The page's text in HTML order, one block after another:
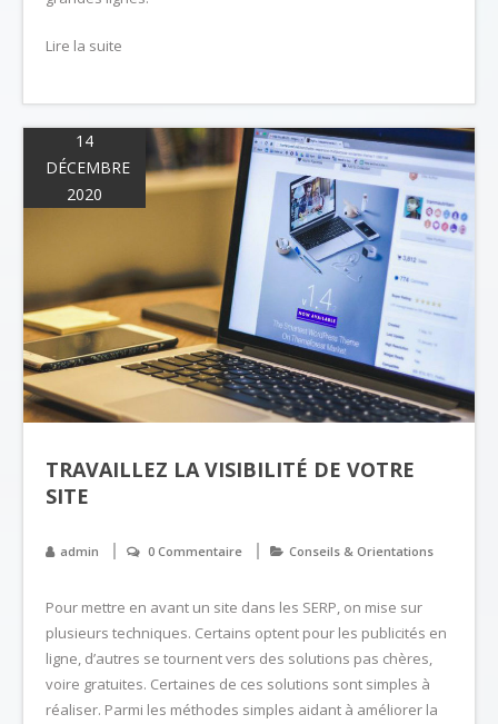
Lire la suite
14
DÉCEMBRE
2020
TRAVAILLEZ LA VISIBILITÉ DE VOTRE
SITE
admin 0 Commentaire Conseils & Orientations
Pour mettre en avant un site dans les SERP, on mise sur
plusieurs techniques. Certains optent pour les publicités en
ligne, d’autres se tournent vers des solutions pas chères,
voire gratuites. Certaines de ces solutions sont simples à
réaliser. Parmi les méthodes simples aidant à améliorer la